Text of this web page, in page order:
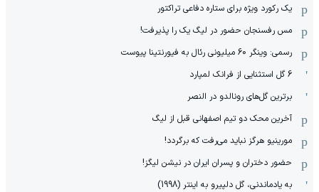
یک رکورد ویژه برای ستاره دفاعی تراکتور
مس رفسنجان حضور در لیگ یک را پذیرفت!
رسمی: وینگر 60 میلیونی رئال به فیورنتینا پیوست
6 گل استثنایی از فرانک لمپارد
برترین گل‌های رونالدو در النصر
آخرین محک دو تیم اصفهانی قبل از لیگ
مورینیو هرگز نباید می‌رفت که برگردد!
حضور دختران و پسران ایران در نیشن لیگز!
به یادماندنی، گل دلپیرو به اینتر (1998)